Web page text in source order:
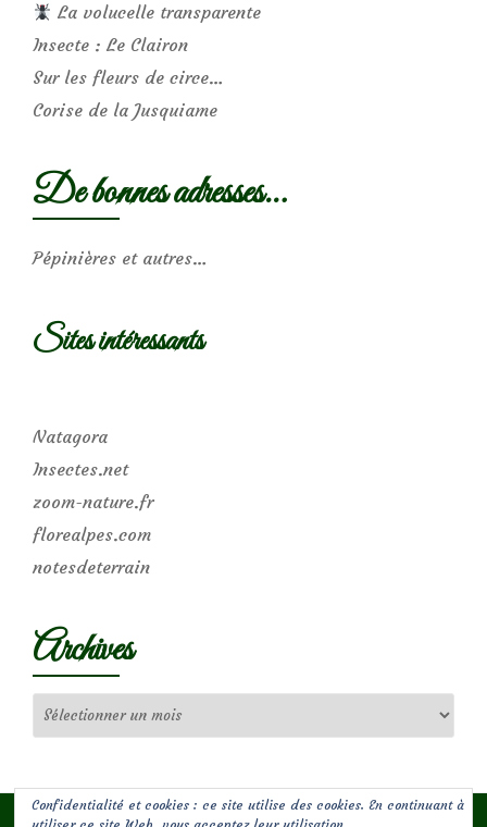
La volucelle transparente
Insecte : Le Clairon
Sur les fleurs de circe…
Corise de la Jusquiame
De bonnes adresses…
Pépinières et autres…
Sites intéressants
Natagora
Insectes.net
zoom-nature.fr
florealpes.com
notesdeterrain
Archives
Confidentialité et cookies : ce site utilise des cookies. En continuant à